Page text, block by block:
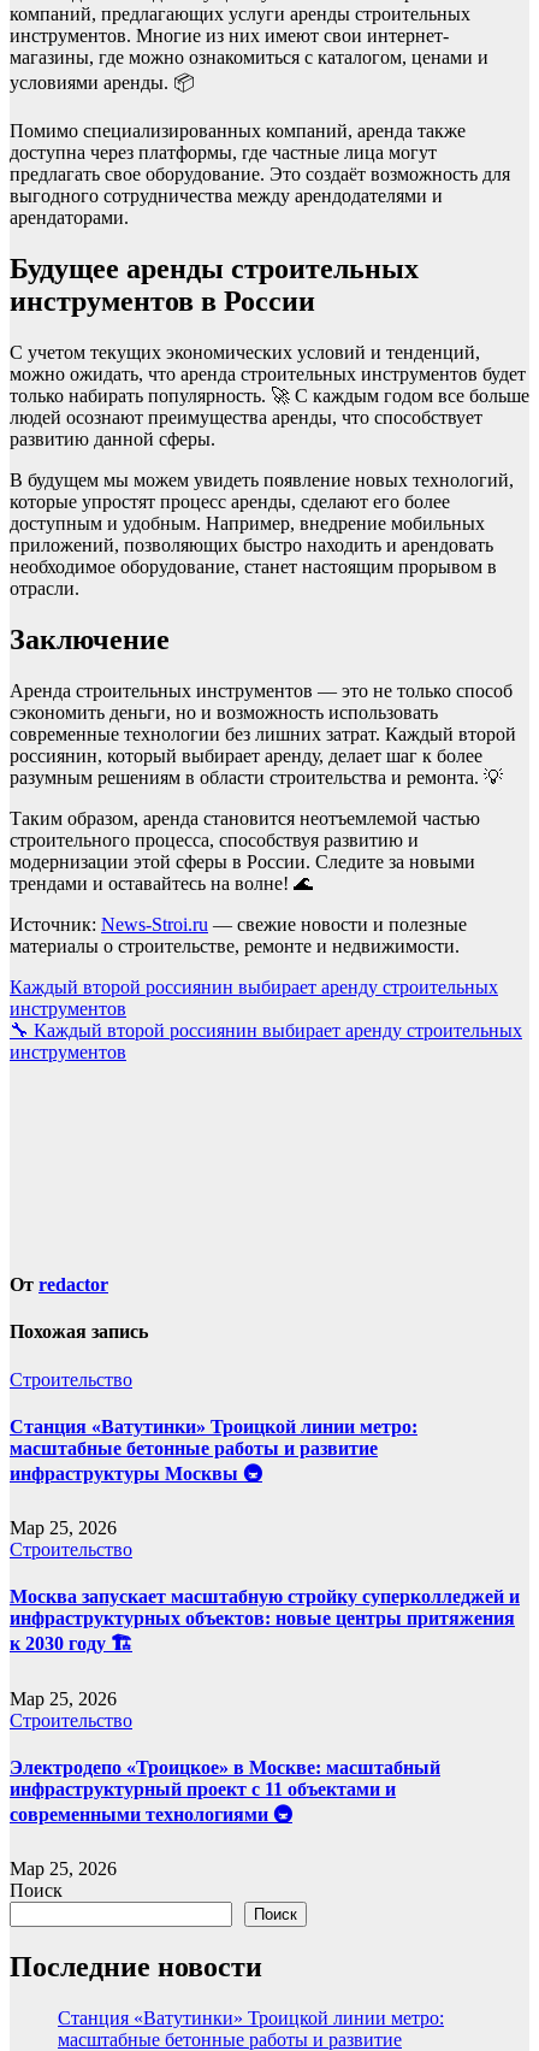
компаний, предлагающих услуги аренды строительных
инструментов. Многие из них имеют свои интернет-
магазины, где можно ознакомиться с каталогом, ценами и
условиями аренды. 📦
Помимо специализированных компаний, аренда также
доступна через платформы, где частные лица могут
предлагать свое оборудование. Это создаёт возможность для
выгодного сотрудничества между арендодателями и
арендаторами.
Будущее аренды строительных
инструментов в России
С учетом текущих экономических условий и тенденций,
можно ожидать, что аренда строительных инструментов будет
только набирать популярность. 🚀 С каждым годом все больше
людей осознают преимущества аренды, что способствует
развитию данной сферы.
В будущем мы можем увидеть появление новых технологий,
которые упростят процесс аренды, сделают его более
доступным и удобным. Например, внедрение мобильных
приложений, позволяющих быстро находить и арендовать
необходимое оборудование, станет настоящим прорывом в
отрасли.
Заключение
Аренда строительных инструментов — это не только способ
сэкономить деньги, но и возможность использовать
современные технологии без лишних затрат. Каждый второй
россиянин, который выбирает аренду, делает шаг к более
разумным решениям в области строительства и ремонта. 💡
Таким образом, аренда становится неотъемлемой частью
строительного процесса, способствуя развитию и
модернизации этой сферы в России. Следите за новыми
трендами и оставайтесь на волне! 🌊
Источник: News-Stroi.ru — свежие новости и полезные
материалы о строительстве, ремонте и недвижимости.
Навигация
по
записям
Каждый второй россиянин выбирает аренду строительных
инструментов
🔧 Каждый второй россиянин выбирает аренду строительных
инструментов
От redactor
Похожая запись
Строительство
Станция «Ватутинки» Троицкой линии метро:
масштабные бетонные работы и развитие
инфраструктуры Москвы 🚇
Мар 25, 2026
Строительство
Москва запускает масштабную стройку суперколледжей и
инфраструктурных объектов: новые центры притяжения
к 2030 году 🏗️
Мар 25, 2026
Строительство
Электродепо «Троицкое» в Москве: масштабный
инфраструктурный проект с 11 объектами и
современными технологиями 🚇
Мар 25, 2026
Поиск
Поиск
Последние новости
Станция «Ватутинки» Троицкой линии метро:
масштабные бетонные работы и развитие